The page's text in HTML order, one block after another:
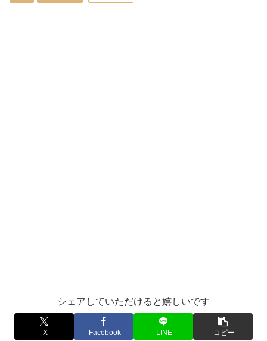
シェアしていただけると嬉しいです
X Facebook LINE コピー